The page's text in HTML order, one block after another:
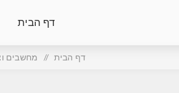
דף הבית
דף הבית / מחשבים